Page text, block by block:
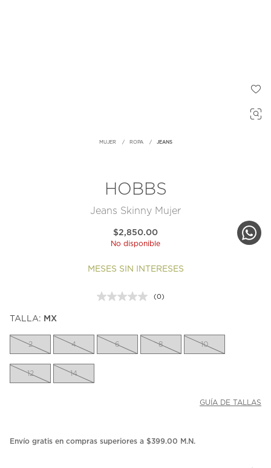
MUJER ROPA JEANS
HOBBS
Jeans Skinny Mujer
$2,850.00
No disponible
MESES SIN INTERESES
Sin
la
misma
(0)
TALLA: MX
2 4 6 8 10
12 14
GUÍA DE TALLAS
Envío gratis en compras superiores a $399.00 M.N.